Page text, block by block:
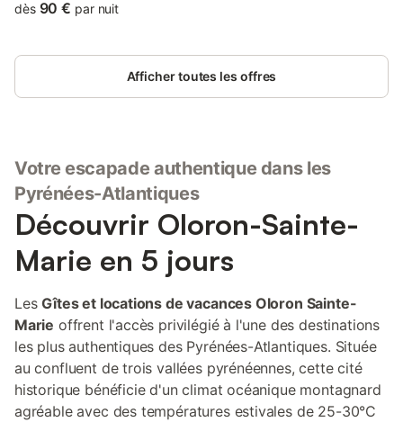
dès 90 € par nuit
Afficher toutes les offres
Votre escapade authentique dans les
Pyrénées-Atlantiques
Découvrir Oloron-Sainte-
Marie en 5 jours
LesGîtes et locations de vacances Oloron Sainte-
Marie offrent l'accès privilégié à l'une des destinations
les plus authentiques des Pyrénées-Atlantiques. Située
au confluent de trois vallées pyrénéennes, cette cité
historique bénéficie d'un climat océanique montagnard
agréable avec des températures estivales de 25-30°C